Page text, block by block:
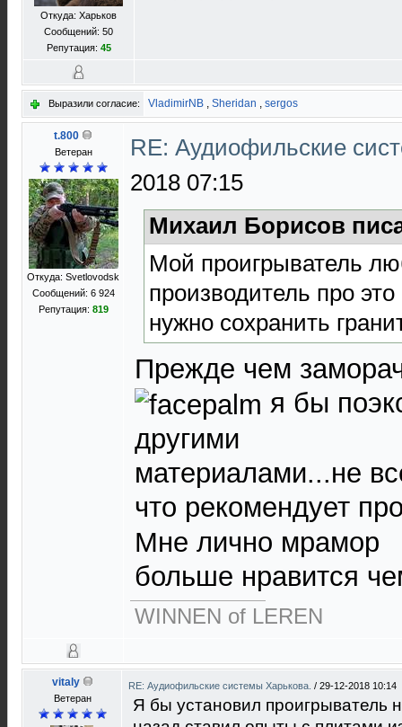
Откуда: Харьков
Сообщений: 50
Репутация: 45
Выразили согласие: VladimirNB , Sheridan , sergos
t.800
Ветеран
Откуда: Svetlovodsk
Сообщений: 6 924
Репутация: 819
RE: Аудиофильские
2018 07:15
Михаил Борисов
Мой проигрыватель
производитель про
нужно сохранить
Прежде чем
я бы
другими
материалами...не
что рекомендует
Мне лично мрамор
больше нравится
WINNEN of LEREN
vitaly
Ветеран
RE: Аудиофильские системы Харькова. / 29-12-2018 10:14
Я бы установил проигрыватель